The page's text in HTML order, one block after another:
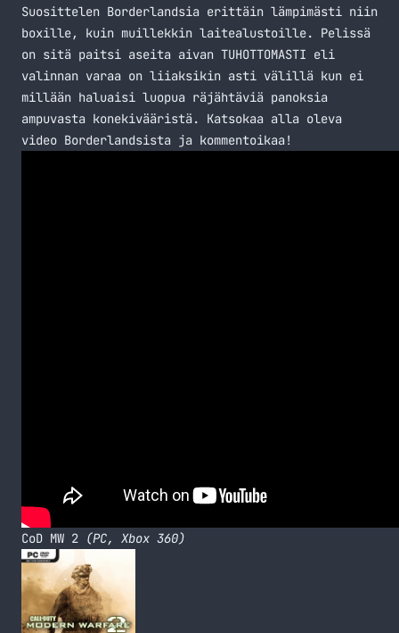
Suosittelen Borderlandsia erittäin lämpimästi niin
boxille, kuin muillekkin laitealustoille. Pelissä
on sitä paitsi aseita aivan TUHOTTOMASTI eli
valinnan varaa on liiaksikin asti välillä kun ei
millään haluaisi luopua räjähtäviä panoksia
ampuvasta konekivääristä. Katsokaa alla oleva
video Borderlandsista ja kommentoikaa!
CoD MW 2 (PC, Xbox 360)